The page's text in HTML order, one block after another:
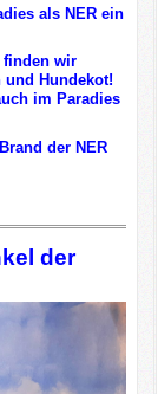
als NER ein
finden wir
Hundekot!
im Paradies
der NER
der